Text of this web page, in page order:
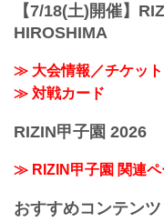
【7/18(土)開催】
HIROSHIMA
≫ 大会情報／チケット
≫ 対戦カード
RIZIN甲子園 2026
≫ RIZIN甲子園 関連ペ
おすすめコンテンツ